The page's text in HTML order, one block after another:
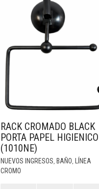
RACK CROMADO BLACK
PORTA PAPEL HIGIENICO
(1010NE)
NUEVOS INGRESOS, BAÑO,
LÍNEA
CROMO